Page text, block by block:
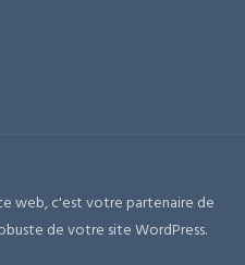
web, c'est votre partenaire de
de votre site WordPress.